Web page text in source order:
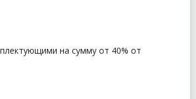
на сумму от 40% от